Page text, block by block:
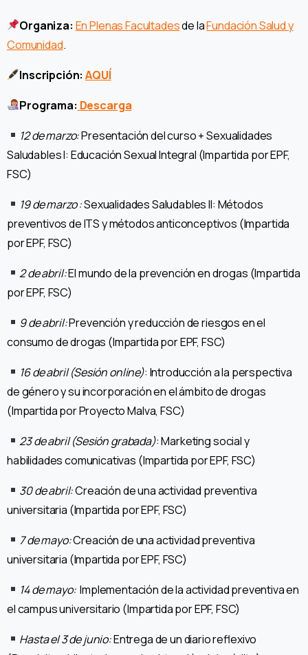
Organiza: En Plenas Facultadesde laFundación Salud y
Comunidad.
Inscripción:AQUÍ
Programa: Descarga
12de marzo:Presentación del curso + Sexualidades
Saludables I: Educación Sexual Integral (Impartida por EPF,
FSC)
19 de marzo:Sexualidades Saludables II: Métodos
preventivos de ITS y métodos anticonceptivos (Impartida
por EPF, FSC)
2 de abril:El mundo de la prevención en drogas (Impartida
por EPF, FSC)
9 de abril:Prevención y reducción de riesgos en el
consumo de drogas (Impartida por EPF, FSC)
16 de abril (Sesión online): Introducción a la perspectiva
de género y su incorporación en el ámbito de drogas
(Impartida por Proyecto Malva, FSC)
23 de abril (Sesión grabada): Marketing social y
habilidades comunicativas (Impartida por EPF, FSC)
30 de abril:Creación de una actividad preventiva
universitaria (Impartida por EPF, FSC)
7 de mayo:Creación de una actividad preventiva
universitaria (Impartida por EPF, FSC)
14 de mayo:Implementación de la actividad preventiva en
el campus universitario (Impartida por EPF, FSC)
Hasta el 3 de junio:Entrega de un diario reflexivo